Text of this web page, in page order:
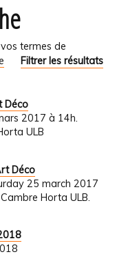
termes de
Filtrer les résultats
Déco
2017 à 14h.
ULB
Déco
25 march 2017
Horta ULB.